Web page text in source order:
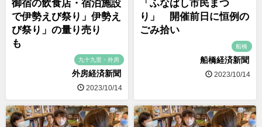
御宿の飲食店・宿泊施設
で伊勢えび祭り」伊勢え
び祭り」の量り売り
も
九十九里・外房
外房経済新聞
2023/10/14
「ふなばし市民まつ
り」 開催前日に恒例の
ごみ拾い
船橋
船橋経済新聞
2023/10/14